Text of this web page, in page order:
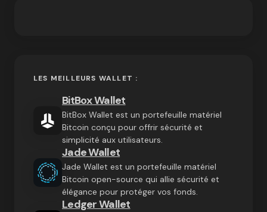
LES MEILLEURS WALLET :
BitBox Wallet
BitBox Wallet est un portefeuille matériel
Bitcoin conçu pour offrir sécurité et
simplicité aux utilisateurs.
Jade Wallet
Jade Wallet est un portefeuille matériel
Bitcoin open-source qui allie sécurité et
élégance pour protéger vos fonds.
Ledger Wallet